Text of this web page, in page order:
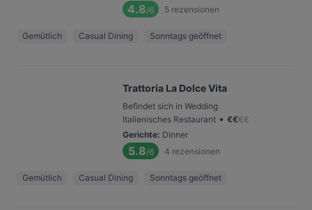
4.8/6 5 rezensionen
Gemütlich Casual Dining Sonntags geöffnet
Trattoria La Dolce Vita
Befindet sich in Wedding
Italienisches Restaurant • €€€€
Gerichte: Dinner
5.8/6 4 rezensionen
Gemütlich Casual Dining Sonntags geöffnet